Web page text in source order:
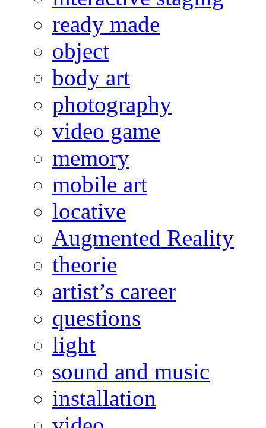
ready made
object
body art
photography
video game
memory
mobile art
locative
Augmented Reality
theorie
artist’s career
questions
light
sound and music
installation